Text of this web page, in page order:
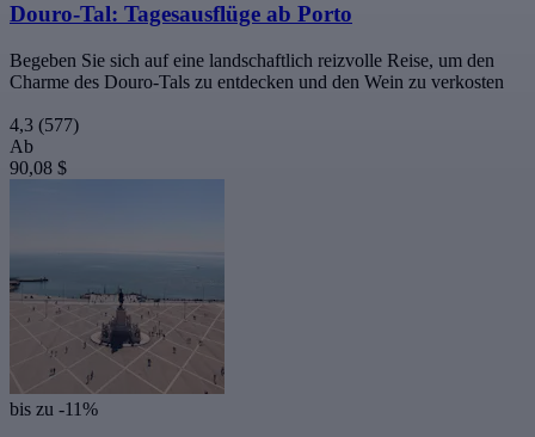
Douro-Tal: Tagesausflüge ab Porto
Begeben Sie sich auf eine landschaftlich reizvolle Reise, um den
Charme des Douro-Tals zu entdecken und den Wein zu verkosten
4,3 (577)
Ab
90,08 $
bis zu -11%